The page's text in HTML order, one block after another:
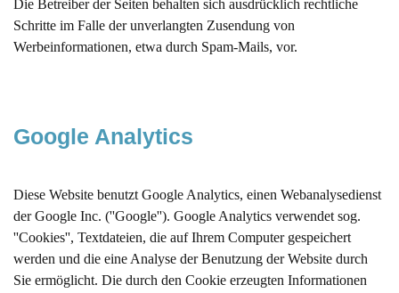
Die Betreiber der Seiten behalten sich ausdrücklich rechtliche
Schritte im Falle der unverlangten Zusendung von
Werbeinformationen, etwa durch Spam-Mails, vor.
Google Analytics
Diese Website benutzt Google Analytics, einen Webanalysedienst
der Google Inc. (''Google''). Google Analytics verwendet sog.
''Cookies'', Textdateien, die auf Ihrem Computer gespeichert
werden und die eine Analyse der Benutzung der Website durch
Sie ermöglicht. Die durch den Cookie erzeugten Informationen